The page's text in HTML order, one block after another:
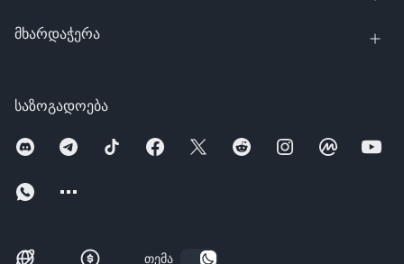
საზოგადოება
თემა
მხარდაჭერა